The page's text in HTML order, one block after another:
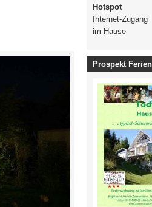
Hotspot
Internet-Zugang
im Hause
Prospekt